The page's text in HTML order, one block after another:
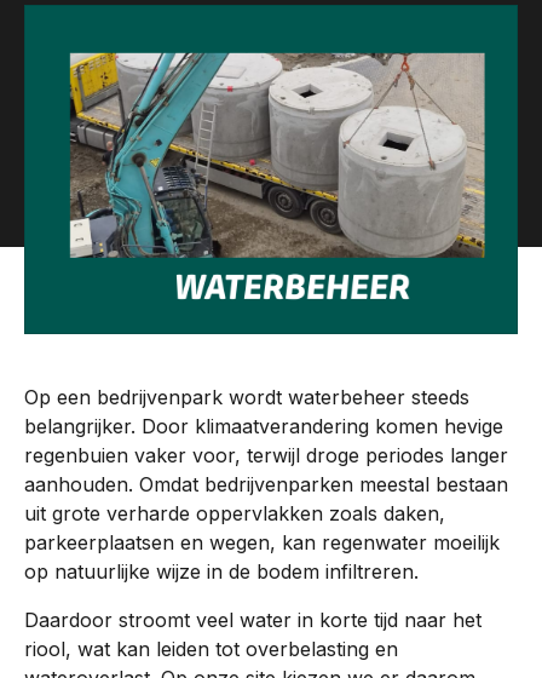
Op een bedrijvenpark wordt waterbeheer steeds
belangrijker. Door klimaatverandering komen hevige
regenbuien vaker voor, terwijl droge periodes langer
aanhouden. Omdat bedrijvenparken meestal bestaan
uit grote verharde oppervlakken zoals daken,
parkeerplaatsen en wegen, kan regenwater moeilijk
op natuurlijke wijze in de bodem infiltreren.
Daardoor stroomt veel water in korte tijd naar het
riool, wat kan leiden tot overbelasting en